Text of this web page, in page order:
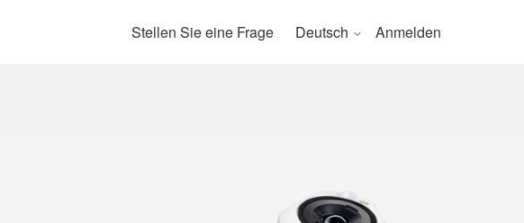
Stellen Sie eine Frage Deutsch Anmelden